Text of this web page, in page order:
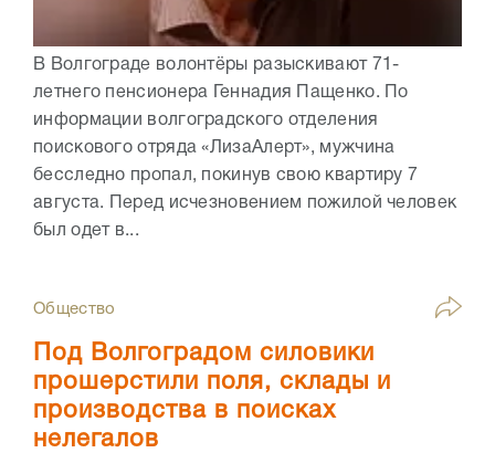
В Волгограде волонтёры разыскивают 71-
летнего пенсионера Геннадия Пащенко. По
информации волгоградского отделения
поискового отряда «ЛизаАлерт», мужчина
бесследно пропал, покинув свою квартиру 7
августа. Перед исчезновением пожилой человек
был одет в...
Общество
Под Волгоградом силовики
прошерстили поля, склады и
производства в поисках
нелегалов